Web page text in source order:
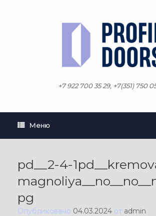
+7 922 700 35 29, +7(351) 750
Меню
pd__2-4-
pg
Опубликовано 04.03.2024 от admin